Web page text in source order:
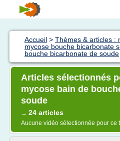
Accueil > Thèmes & articles :
mycose bouche bicarbonate
bouche bicarbonate de soude
Articles sélectionnés
mycose bain de
soude
→ 24 articles
Aucune vidéo sélectionnée pour ce